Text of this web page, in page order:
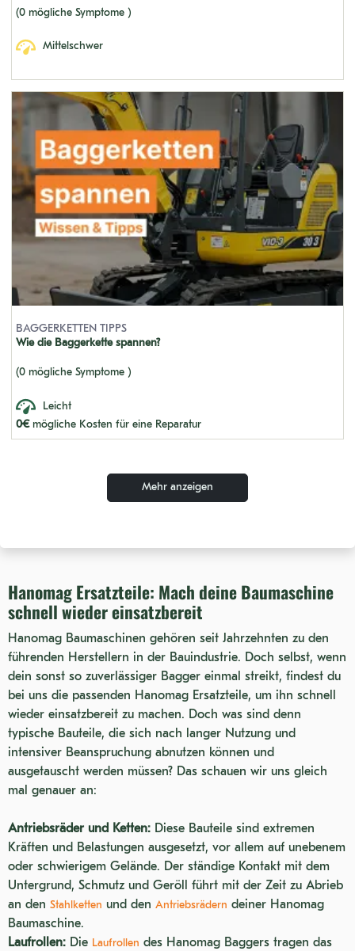
(0 mögliche Symptome )
Mittelschwer
BAGGERKETTEN TIPPS
Wie die Baggerkette spannen?
(0 mögliche Symptome )
Leicht
0€mögliche Kosten für eine Reparatur
Mehr anzeigen
Hanomag Ersatzteile: Mach deine Baumaschine
schnell wieder einsatzbereit
Hanomag Baumaschinen gehören seit Jahrzehnten zu den
führenden Herstellern in der Bauindustrie. Doch selbst, wenn
dein sonst so zuverlässiger Bagger einmal streikt, findest du
bei uns die passenden Hanomag Ersatzteile, um ihn schnell
wieder einsatzbereit zu machen. Doch was sind denn
typische Bauteile, die sich nach langer Nutzung und
intensiver Beanspruchung abnutzen können und
ausgetauscht werden müssen? Das schauen wir uns gleich
mal genauer an:
Antriebsräder und Ketten: Diese Bauteile sind extremen
Kräften und Belastungen ausgesetzt, vor allem auf unebenem
oder schwierigem Gelände. Der ständige Kontakt mit dem
Untergrund, Schmutz und Geröll führt mit der Zeit zu Abrieb
an den Stahlketten und den Antriebsrädern deiner Hanomag
Baumaschine.
Laufrollen: Die Laufrollen des Hanomag Baggers tragen das